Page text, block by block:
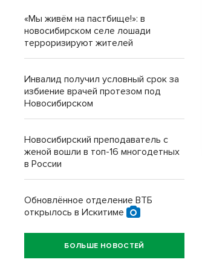
«Мы живём на пастбище!»: в
новосибирском селе лошади
терроризируют жителей
Инвалид получил условный срок за
избиение врачей протезом под
Новосибирском
Новосибирский преподаватель с
женой вошли в топ-16 многодетных
в России
Обновлённое отделение ВТБ
открылось в Искитиме
БОЛЬШЕ НОВОСТЕЙ